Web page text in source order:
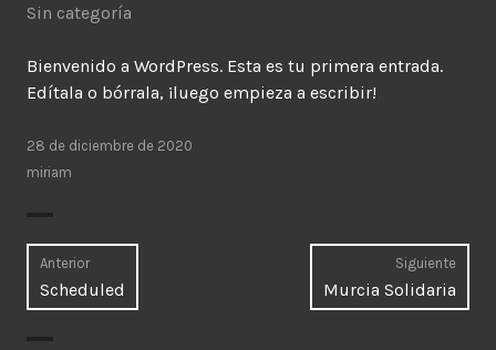
Sin categoría
Bienvenido a WordPress. Esta es tu primera entrada.
Edítala o bórrala, ¡luego empieza a escribir!
28 de diciembre de 2020
miriam
Navegación
de
Anterior
Entrada
anterior:
Scheduled
Siguiente
Murcia Solidaria